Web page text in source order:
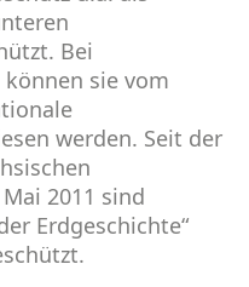
Bei
sie vom
werden. Seit der
2011 sind
Erdgeschichte“